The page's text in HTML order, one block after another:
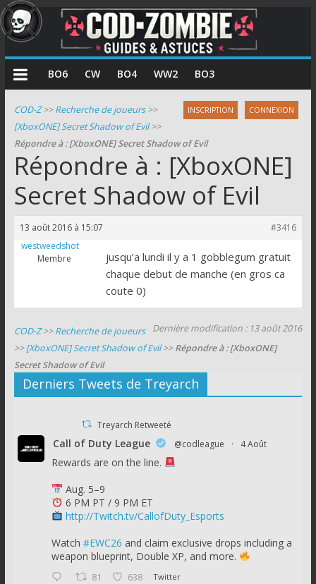
COD
Zombie
Guides
et
astuces
pour
le
zombie
de
Duty
BO6 CW BO4 WW2 BO3
INSCRIPTION CONNEXION
COD-Z>>Recherche de joueurs>>
[XboxONE] Secret Shadow of Evil>>
Répondre à : [XboxONE] Secret Shadow of Evil
Répondre à : [XboxONE]
Secret Shadow of Evil
13 août 2016 à 15:07
#3416
westweedshot
Membre
jusqu’a lundi il y a 1 gobblegum gratuit
chaque debut de manche (en gros ca
coute 0)
Dernière modification : 13 août 2016
COD-Z>>Recherche de joueurs
>>[XboxONE] Secret Shadow of Evil>>Répondre à : [XboxONE]
Secret Shadow of Evil
Derniers Tweets de Treyarch
Treyarch Retweeté
Call of Duty League @codleague · 4 Août
Rewards are on the line.
Aug. 5–9
6 PM PT / 9 PM ET
http://Twitch.tv/CallofDuty_Esports
Watch #EWC26 and claim exclusive drops including a
weapon blueprint, Double XP, and more.
81 638 Twitter